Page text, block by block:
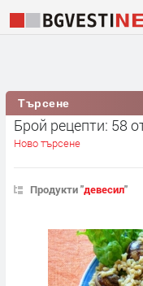
Търсене
Брой рецепти: 58
Ново търсене
Продукти "девесил"